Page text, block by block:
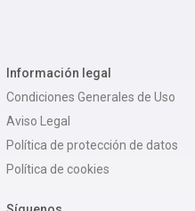
Información legal
Condiciones Generales de Uso
Aviso Legal
Política de protección de datos
Política de cookies